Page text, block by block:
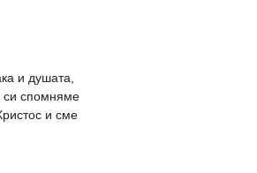
и душата,
си спомняме
и сме